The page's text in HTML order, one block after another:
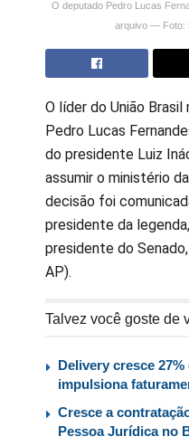
O deputado Pedro Lucas
arquivo — Foto:
O líder do União
Pedro Lucas
do presidente Luiz
assumir o ministério
decisão foi
presidente da
presidente do
AP).
Talvez você goste de
Delivery cresce
impulsiona
Cresce a
Pessoa Jurídica no